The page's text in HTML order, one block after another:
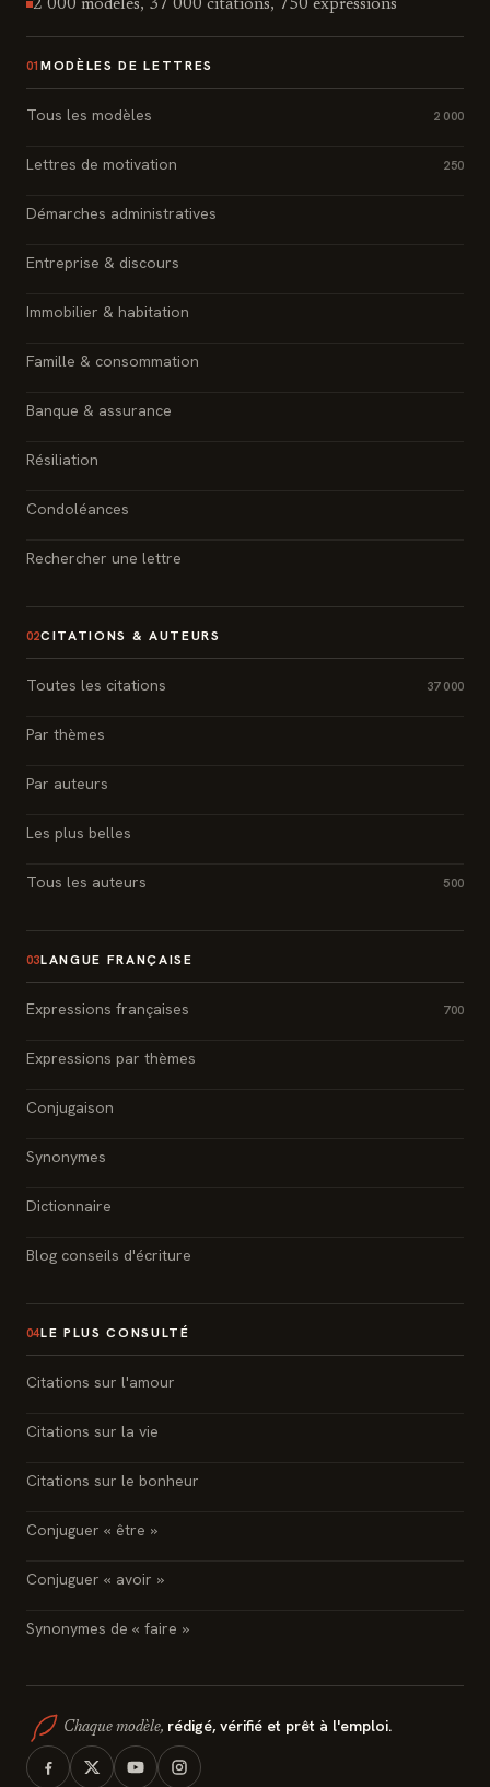
2 000 modèles, 37 000 citations, 750 expressions
01 MODÈLES DE LETTRES
Tous les modèles 2 000
Lettres de motivation 250
Démarches administratives
Entreprise & discours
Immobilier & habitation
Famille & consommation
Banque & assurance
Résiliation
Condoléances
Rechercher une lettre
02CITATIONS & AUTEURS
Toutes les citations 37 000
Par thèmes
Par auteurs
Les plus belles
Tous les auteurs 500
03LANGUE FRANÇAISE
Expressions françaises 700
Expressions par thèmes
Conjugaison
Synonymes
Dictionnaire
Blog conseils d'écriture
04LE PLUS CONSULTÉ
Citations sur l'amour
Citations sur la vie
Citations sur le bonheur
Conjuguer « être »
Conjuguer « avoir »
Synonymes de « faire »
Chaque modèle, rédigé, vérifié et prêt à l'emploi.